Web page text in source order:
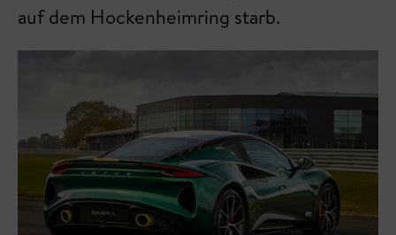
auf dem Hockenheimring starb.